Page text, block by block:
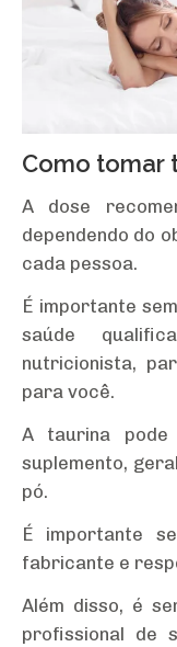
Como tomar
A dose
dependendo do
cada pessoa.
É importante
saúde
nutricionista,
para você.
A taurina
suplemento,
pó.
É importante
fabricante e
Além disso, é
profissional de